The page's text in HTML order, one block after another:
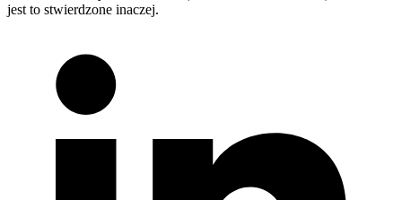
jest to stwierdzone inaczej.